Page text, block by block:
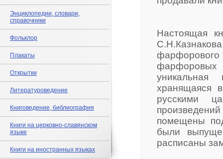
Энциклопедии, словари,
справочники
Фольклор
Плакаты
Открытки
Литературоведение
Книговедение, библиография
Книги на церковно-славянском
языке
Книги на иностранных языках
Настоящая
фарфорового
фарфоровых
хранящаяся
русскими
помещены
были
расписаны